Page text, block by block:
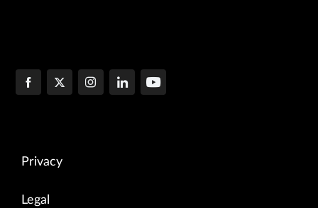
Privacy
Legal